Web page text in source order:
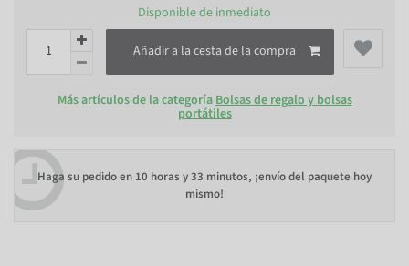
Disponible de inmediato
Añadir a la cesta de la compra
Más artículos de la categoría Bolsas de regalo y bolsas
portátiles
Haga su pedido en 10 horas y 33 minutos, ¡envío del paquete hoy
mismo!